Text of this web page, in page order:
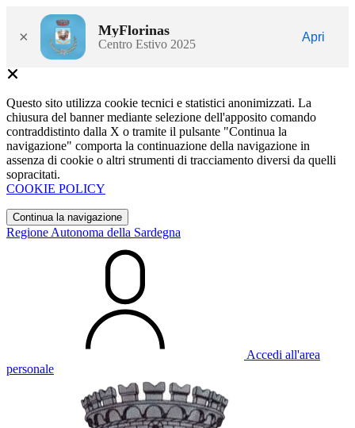
× MyFlorinas
Centro Estivo 2025
Apri
Questo sito utilizza cookie tecnici e statistici anonimizzati. La
chiusura del banner mediante selezione dell'apposito comando
contraddistinto dalla X o tramite il pulsante "Continua la
navigazione" comporta la continuazione della navigazione in
assenza di cookie o altri strumenti di tracciamento diversi da quelli
sopracitati.
COOKIE POLICY
Continua la navigazione
Regione Autonoma della Sardegna
Accedi all'area
personale